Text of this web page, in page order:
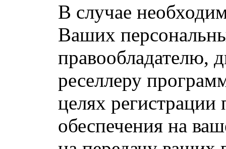
В случае
Ваших
правообладателю,
реселлеру
целях
обеспечения на